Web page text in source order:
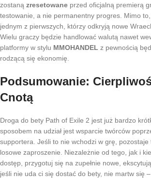
zostaną zresetowane przed oficjalną premierą
testowanie, a nie permanentny progres. Mimo
jednym z pierwszych, którzy odkryją nowe
Wielu graczy będzie handlować walutą nawet
platformy w stylu MMOHANDEL z pewnością
rodzącą się ekonomię.
Podsumowanie:
Cnotą
Droga do bety Path of Exile 2 jest już bardzo
sposobem na udział jest wsparcie twórców
supportera. Jeśli to nie wchodzi w grę, pozostaje
losowe zaproszenie. Niezależnie od tego, jak i
dostęp, przygotuj się na zupełnie nowe,
jeśli nie uda ci się dostać do bety, nie martw się –